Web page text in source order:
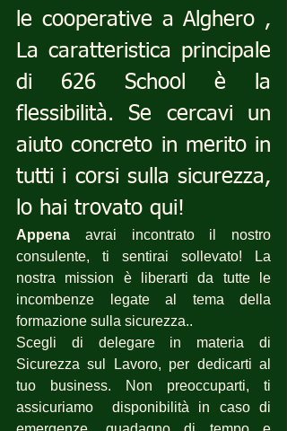
le cooperative a Alghero ,
La caratteristica principale
di 626 School è la
flessibilità. Se cercavi un
aiuto concreto in merito in
tutti i corsi sulla sicurezza,
lo hai trovato qui!
Appena avrai incontrato il nostro
consulente, ti sentirai sollevato! La
nostra mission è liberarti da tutte le
incombenze legate al tema della
formazione sulla sicurezza..
Scegli di delegare in materia di
Sicurezza sul Lavoro, per dedicarti al
tuo business. Non preoccuparti, ti
assicuriamo  disponibilità in caso di